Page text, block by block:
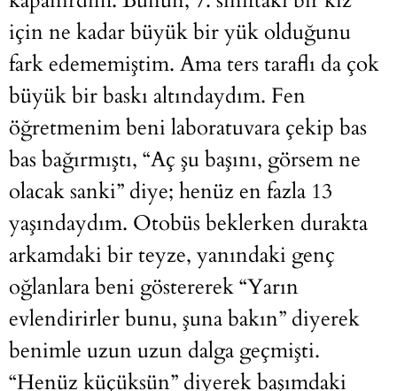
için ne kadar büyük bir yük olduğunu
fark edememiştim. Ama ters taraflı da çok
büyük bir baskı altındaydım. Fen
öğretmenim beni laboratuvara çekip bas
bas bağırmıştı, “Aç şu başını, görsem ne
olacak sanki” diye; henüz en fazla 13
yaşındaydım. Otobüs beklerken durakta
arkamdaki bir teyze, yanındaki genç
oğlanlara beni göstererek “Yarın
evlendirirler bunu, şuna bakın” diyerek
benimle uzun uzun dalga geçmişti.
“Henüz küçüksün” diyerek başımdaki